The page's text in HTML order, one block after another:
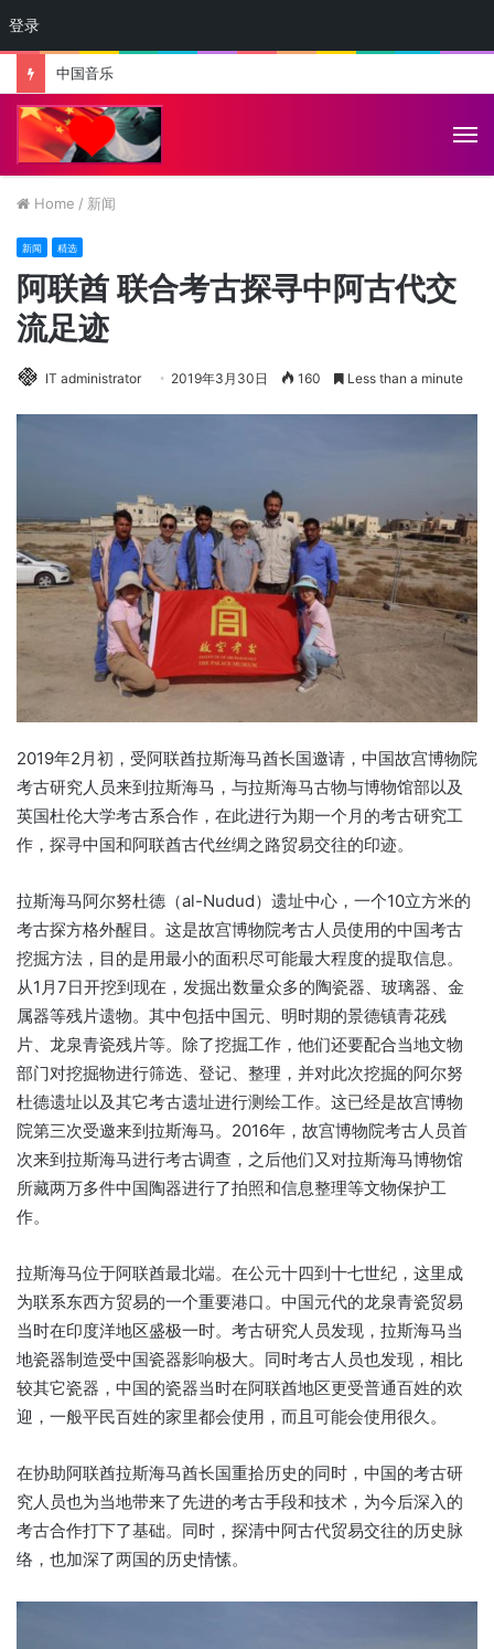
中国音乐
Home / 新闻
新闻 精选
阿联酋 联合考古探寻中阿古代交
流足迹
IT administrator 2019年3月30日 160 Less than a minute
2019年2月初，受阿联酋拉斯海马酋长国邀请，中国故宫博物院
考古研究人员来到拉斯海马，与拉斯海马古物与博物馆部以及
英国杜伦大学考古系合作，在此进行为期一个月的考古研究工
作，探寻中国和阿联酋古代丝绸之路贸易交往的印迹。
拉斯海马阿尔努杜德（al-Nudud）遗址中心，一个10立方米的
考古探方格外醒目。这是故宫博物院考古人员使用的中国考古
挖掘方法，目的是用最小的面积尽可能最大程度的提取信息。
从1 月 7 日开挖到现在，发掘出数量众多的陶瓷器、玻璃器、金
属器等残片遗物。其中包括中国元、明时期的景德镇青花残
片、龙泉青瓷残片等。除了挖掘工作，他们还要配合当地文物
部门对挖掘物进行筛选、登记、整理，并对此次挖掘的阿尔努
杜德遗址以及其它考古遗址进行测绘工作。这已经是故宫博物
院第三次受邀来到拉斯海马。 2016年，故宫博物院考古人员首
次来到拉斯海马进行考古调查，之后他们又对拉斯海马博物馆
所藏两万多件中国陶器进行了拍照和信息整理等文物保护工
作。
拉斯海马位于阿联酋最北端。在公元十四到十七世纪，这里成
为联系东西方贸易的一个重要港口。中国元代的龙泉青瓷贸易
当时在印度洋地区盛极一时。考古研究人员发现，拉斯海马当
地瓷器制造受中国瓷器影响极大。同时考古人员也发现，相比
较其它瓷器，中国的瓷器当时在阿联酋地区更受普通百姓的欢
迎，一般平民百姓的家里都会使用，而且可能会使用很久。
在协助阿联酋拉斯海马酋长国重拾历史的同时，中国的考古研
究人员也为当地带来了先进的考古手段和技术，为今后深入的
考古合作打下了基础。同时，探清中阿古代贸易交往的历史脉
络，也加深了两国的历史情愫。
登录